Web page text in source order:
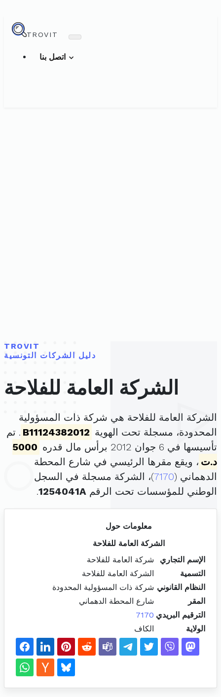
TROVIT
TROVIT
دليل الشركات التونسية
الشركة العامة للفلاحة
الشركة العامة للفلاحة هي شركة ذات المسؤولية
المحدودة، مسجلة تحت الهوية B11124382012 . تم
تأسيسها في 6 جوان 2012 برأس مال قدره
5000
د.ت ، ويقع مقرها الرئيسي في شارع المحطة
الدهماني (7170)، الشركة مسجلة في السجل
الوطني للمؤسسات تحت الرقم 1254041A
.
معلومات حول
الشركة العامة للفلاحة
الإسم التجاري
شركة العامة للفلاحة
التسمية
الشركة العامة للفلاحة
النظام القانوني شركة ذات المسؤولية المحدودة
المقر
شارع المحطة الدهماني
الترقيم البريدي 7170
الولاية
الكاف